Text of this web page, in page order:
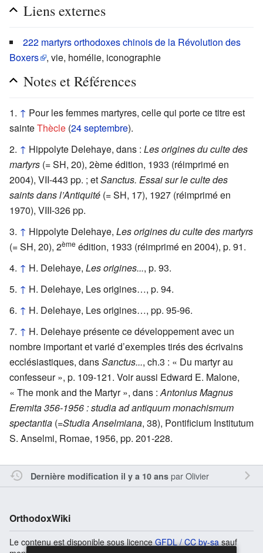
Liens externes
222 martyrs orthodoxes chinois de la Révolution des
Boxers
, vie, homélie, iconographie
Notes et Références
↑ Pour les femmes martyres, celle qui porte ce titre est
sainteThècle (24 septembre).
↑ Hippolyte Delehaye, dans : Les origines du culte des
martyrs (= SH, 20), 2ème édition, 1933 (réimprimé en
2004), VII-443 pp. ; etSanctus. Essai sur le culte des
saints dans l’Antiquité (= SH, 17), 1927 (réimprimé en
1970), VIII-326 pp.
↑ Hippolyte Delehaye, Les origines du culte des martyrs
(= SH, 20), 2ème édition, 1933 (réimprimé en 2004), p. 91.
↑ H. Delehaye, Les origines..., p. 93.
↑ H. Delehaye, Les origines…, p. 94.
↑ H. Delehaye, Les origines…, pp. 95-96.
↑ H. Delehaye présente ce développement avec un
nombre important et varié d’exemples tirés des écrivains
ecclésiastiques, dansSanctus..., ch.3 : « Du martyr au
confesseur », p. 109-121. Voir aussi Edward E. Malone,
« The monk and the Martyr », dans : Antonius Magnus
Eremita 356-1956 : studia ad antiquum monachismum
spectantia (=Studia Anselmiana, 38), Pontificium Institutum
S. Anselmi, Romae, 1956, pp. 201-228.
Dernière modification il y a 10 ansparOlivier
OrthodoxWiki
Le contenu est disponible sous licenceGFDL / CC by-sasauf